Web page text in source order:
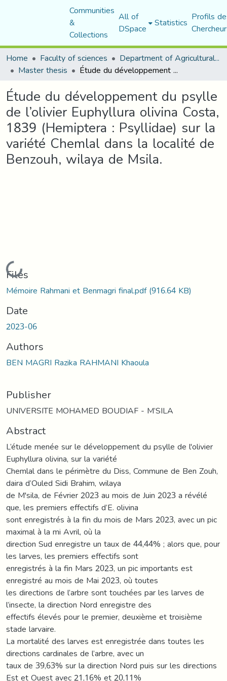
Communities
&
Collections
All of
DSpace Statistics Profils
Home
Faculty of sciences Department of Agricultural Sciences
Master thesis Étude du développement du psylle de l’olivier Euphyllura olivina Costa, 1839 (Hemiptera : Psyllidae) sur la variété Chemlal dans la localité de Benzouh, wilaya de Msila.
Étude du développement du psylle
de l’olivier Euphyllura olivina Costa,
1839 (Hemiptera : Psyllidae) sur la
variété Chemlal dans la localité de
Benzouh, wilaya de Msila.
Loading...
Files
Mémoire Rahmani et Benmagri final.pdf(916.64 KB)
Date
2023-06
Authors
BEN MAGRI Razika RAHMANI Khaoula
Publisher
UNIVERSITE MOHAMED BOUDIAF - M’SILA
Abstract
L’étude menée sur le développement du psylle de l'olivier
Euphyllura olivina, sur la variété
Chemlal dans le périmètre du Diss, Commune de Ben Zouh,
daira d’Ouled Sidi Brahim, wilaya
de M'sila, de Février 2023 au mois de Juin 2023 a révélé
que, les premiers effectifs d’E. olivina
sont enregistrés à la fin du mois de Mars 2023, avec un pic
maximal à la mi Avril, où la
direction Sud enregistre un taux de 44,44% ; alors que, pour
les larves, les premiers effectifs sont
enregistrés à la fin Mars 2023, un pic importants est
enregistré au mois de Mai 2023, où toutes
les directions de l’arbre sont touchées par les larves de
l’insecte, la direction Nord enregistre des
effectifs élevés pour le premier, deuxième et troisième
stade larvaire.
La mortalité des larves est enregistrée dans toutes les
directions cardinales de l’arbre, avec un
taux de 39,63% sur la direction Nord puis sur les directions
Est et Ouest avec 21,16% et 20,11%